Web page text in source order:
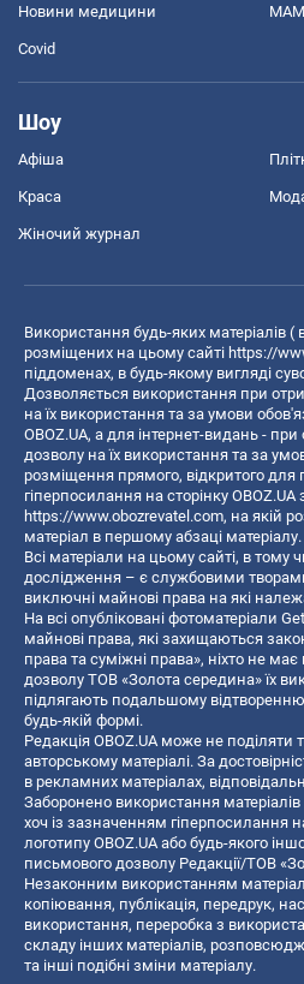
Новини медицини
Covid
Шоу
Афіша
Краса
Жіночий журнал
Використання будь-яких матеріалів (
розміщених на цьому сайті https://
піддоменах, в будь-якому вигляді
Дозволяється використання при
на їх використання та за умови
OBOZ.UA, а для інтернет-видань -
дозволу на їх використання та за
розміщення прямого, відкритого для
гіперпосилання на сторінку
https://www.obozrevatel.com, на якій
матеріал в першому абзаці матеріалу.
Всі матеріали на цьому сайті, в тому
дослідження – є службовими творами
виключні майнові права на які
На всі опубліковані фотоматеріали
майнові права, які захищаються
права та суміжні права», ніхто не
дозволу ТОВ «Золота середина» їх
підлягають подальшому
будь-якій формі.
Редакція OBOZ.UA може не поділяти
авторському матеріалі. За
в рекламних матеріалах,
Заборонено використання
хоч із зазначенням гіперпосилання
логотипу OBOZ.UA або будь-якого
письмового дозволу Редакції/ТОВ
Незаконним використанням
копiювання, публiкацiя, передрук,
використання, переробка з
складу інших матеріалів,
та інші подібні зміни матеріалу.